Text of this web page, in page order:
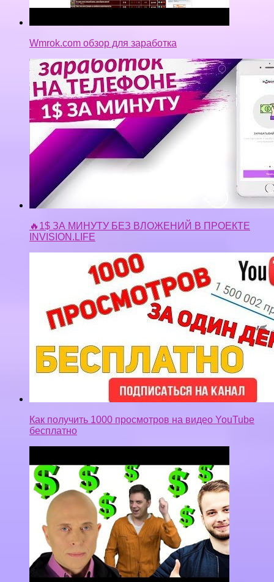
Wmrok.com обзор для заработка
🔥1$ ЗА МИНУТУ БЕЗ ВЛОЖЕНИЙ В ПРОЕКТЕ
INVISION.LIFE
Как получить 1000 просмотров на видео YouTube
бесплатно